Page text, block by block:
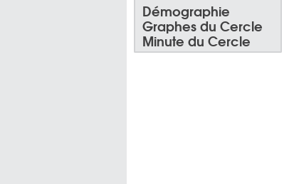
Démographie
Graphes du Cercle
Minute du Cercle